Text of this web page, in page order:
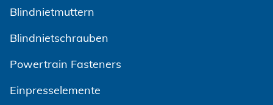
Blindnietmuttern
Blindnietschrauben
Powertrain Fasteners
Einpresselemente